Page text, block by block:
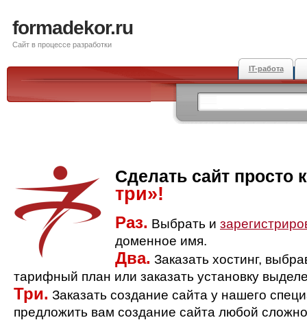
formadekor.ru
Сайт в процессе разработки
IT-работа
Сделать сайт просто
три»!
Раз. Выбрать и
доменное имя.
Два. Заказать хостинг,
тарифный план или заказать установку
Три. Заказать создание сайта у нашего
предложить вам создание сайта любой